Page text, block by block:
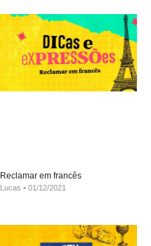
Reclamar em francês
Lucas 01/12/2021